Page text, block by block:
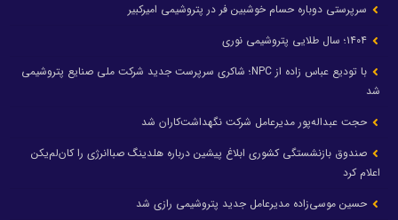
سرپرستی دوباره حسام خوشبین فر در پتروشیمی امیرکبیر
با تودیع عباس زاده از NPC؛ شاکری سرپرست جدید شرکت ملی صنایع پتروشیمی
شد
حجت عبداله‌پور مدیرعامل شرکت نگهداشت‌کاران شد
صندوق بازنشستگی کشوری ابلاغ پیشین درباره هلدینگ صباانرژی را کان‌لم‌یکن
اعلام کرد
حسین موسی‌زاده مدیرعامل جدید پتروشیمی رازی شد